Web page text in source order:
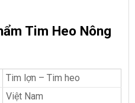
Tim Heo Nông
Tim lợn – Tim heo
Việt Nam